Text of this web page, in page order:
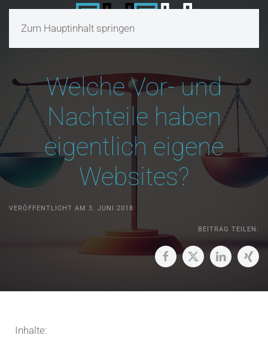
Zum Hauptinhalt springen
Welche Vor- und
Nachteile haben
eigentlich eigene
Websites?
VERÖFFENTLICHT AM 3. JUNI 2018
BEITRAG TEILEN:
Inhalte: